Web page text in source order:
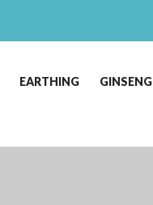
EARTHING GINSENG